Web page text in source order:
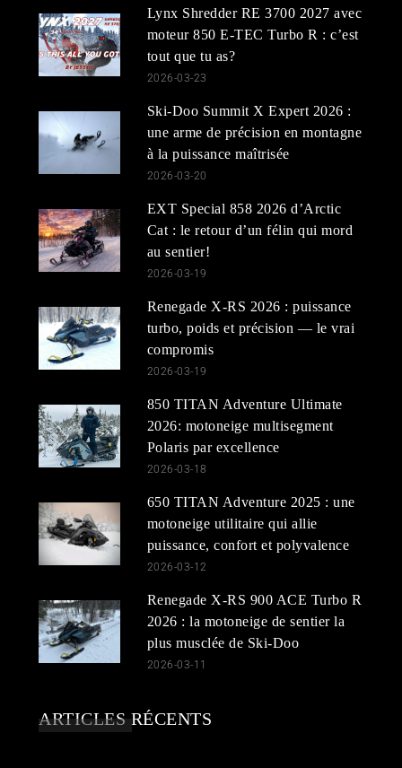
Lynx Shredder RE 3700 2027 avec
moteur 850 E-TEC Turbo R : c’est
tout que tu as?
2026-03-23
Ski-Doo Summit X Expert 2026 :
une arme de précision en montagne
à la puissance maîtrisée
2026-03-20
EXT Special 858 2026 d’Arctic
Cat : le retour d’un félin qui mord
au sentier!
2026-03-19
Renegade X-RS 2026 : puissance
turbo, poids et précision — le vrai
compromis
2026-03-19
850 TITAN Adventure Ultimate
2026: motoneige multisegment
Polaris par excellence
2026-03-18
650 TITAN Adventure 2025 : une
motoneige utilitaire qui allie
puissance, confort et polyvalence
2026-03-12
Renegade X-RS 900 ACE Turbo R
2026 : la motoneige de sentier la
plus musclée de Ski-Doo
2026-03-11
ARTICLES RÉCENTS